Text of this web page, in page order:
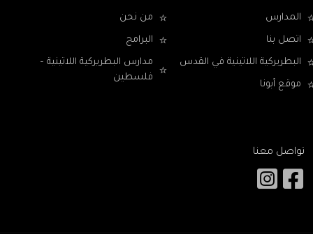
من نحن المدارس
البرامج اتصل بنا
مدارس البطريركية اللاتينية –
فلسطين
البطريركية اللاتينية في القدس
موقع أبونا
تواصل معنا